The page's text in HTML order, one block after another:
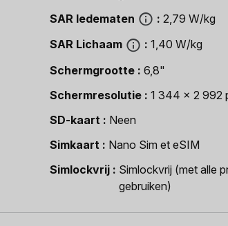
SAR ledematen
2,79 W/kg
SAR Lichaam
1,40 W/kg
Schermgrootte
6,8"
Schermresolutie
1 344 x 2 992
SD-kaart
Neen
Simkaart
Nano Sim et eSIM
Simlockvrij
Simlockvrij (met alle
gebruiken)